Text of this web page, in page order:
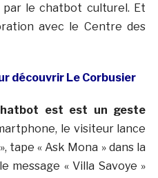
le chatbot culturel. Et
avec le Centre des
découvrir Le Corbusier
est est un geste
le visiteur lance
tape « Ask Mona » dans la
message « Villa Savoye »